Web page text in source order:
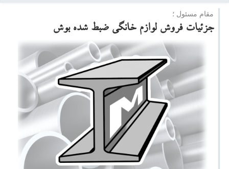
مقام مسئول ؛
جزئیات فروش لوازم خانگی ضبط شده بوش